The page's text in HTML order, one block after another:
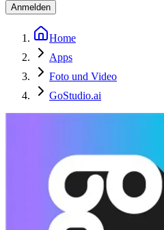
Anmelden
Home
Apps
Foto und Video
GoStudio.ai